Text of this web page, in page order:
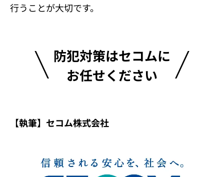
行うことが大切です。
防犯対策はセコムに
お任せください
【執筆】セコム株式会社